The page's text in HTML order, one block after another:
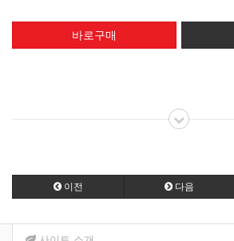
이전 다음